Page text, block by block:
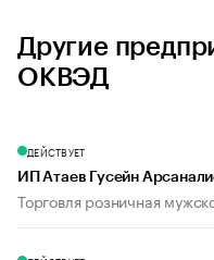
Другие
ОКВЭД
ДЕЙСТВУЕТ
ИП Атаев Гусейн
Торговля розничная